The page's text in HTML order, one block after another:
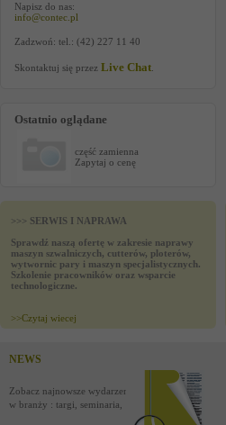
Napisz do nas:
info@contec.pl
Zadzwoń: tel.: (42) 227 11 40
Skontaktuj się przez Live Chat
Ostatnio oglądane
część zamienna
Zapytaj o cenę
>>> SERWIS I NAPRAWA
Sprawdź naszą ofertę w zakresie naprawy
maszyn szwalniczych, cutterów, ploterów,
wytwornic pary i maszyn specjalistycznych.
Szkolenie pracowników oraz wsparcie
technologiczne.
>>Czytaj wiecej
NEWS
Zobacz najnowsze wydarzenia
w branży : targi, seminaria,